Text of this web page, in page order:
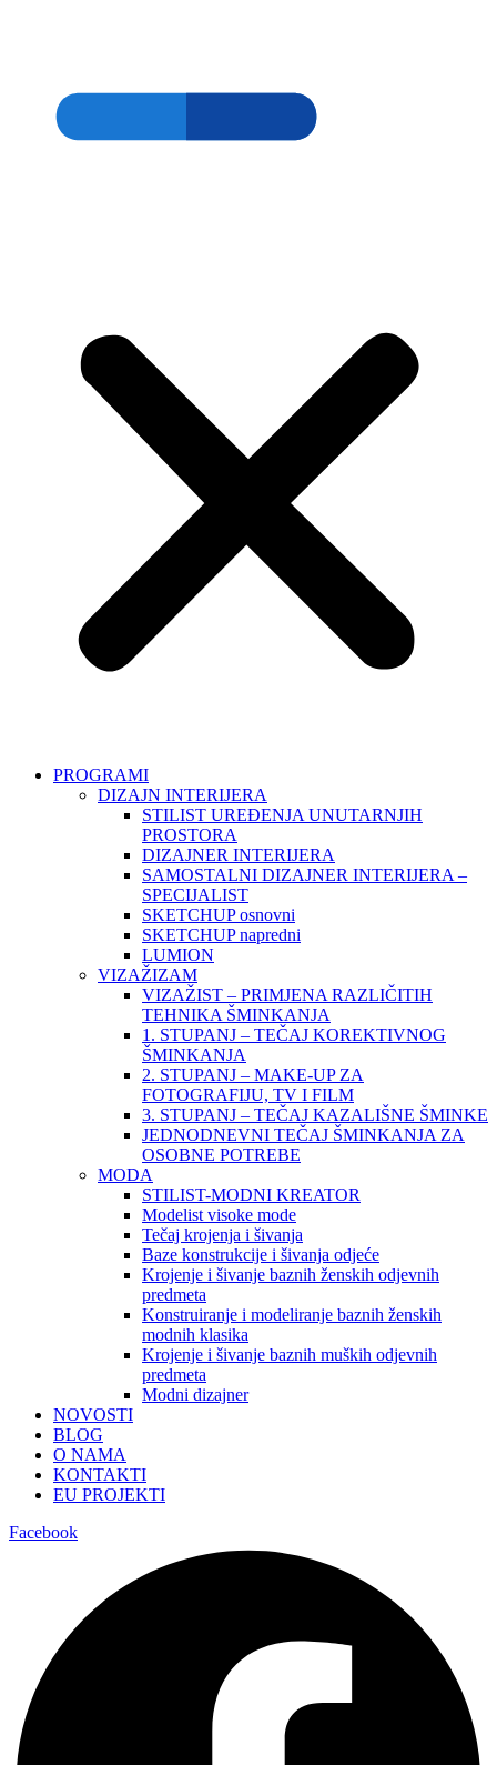
PROGRAMI
DIZAJN INTERIJERA
STILIST UREĐENJA UNUTARNJIH
PROSTORA
DIZAJNER INTERIJERA
SAMOSTALNI DIZAJNER INTERIJERA –
SPECIJALIST
SKETCHUP osnovni
SKETCHUP napredni
LUMION
VIZAŽIZAM
VIZAŽIST – PRIMJENA RAZLIČITIH
TEHNIKA ŠMINKANJA
1. STUPANJ – TEČAJ KOREKTIVNOG
ŠMINKANJA
2. STUPANJ – MAKE-UP ZA
FOTOGRAFIJU, TV I FILM
3. STUPANJ – TEČAJ KAZALIŠNE ŠMINKE
JEDNODNEVNI TEČAJ ŠMINKANJA ZA
OSOBNE POTREBE
MODA
STILIST-MODNI KREATOR
Modelist visoke mode
Tečaj krojenja i šivanja
Baze konstrukcije i šivanja odjeće
Krojenje i šivanje baznih ženskih odjevnih
predmeta
Konstruiranje i modeliranje baznih ženskih
modnih klasika
Krojenje i šivanje baznih muških odjevnih
predmeta
Modni dizajner
NOVOSTI
BLOG
O NAMA
KONTAKTI
EU PROJEKTI
Facebook